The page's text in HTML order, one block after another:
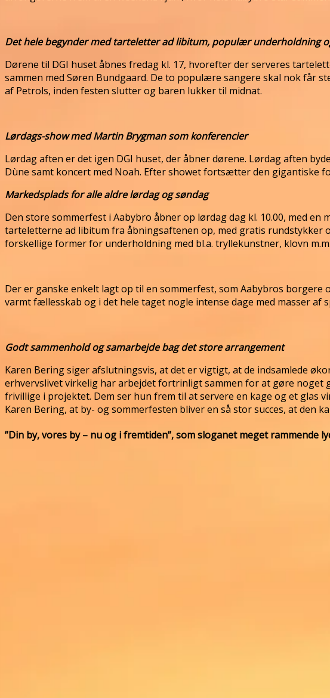
Det hele begynder med tarteletter ad libitum, populær underholdning
Dørene til DGI huset åbnes fredag kl. 17, hvorefter der serveres
sammen med Søren Bundgaard. De to populære sangere skal nok får
af Petrols, inden festen slutter og baren lukker til midnat.
Lørdags-show med Martin Brygman som konferencier
Lørdag aften er det igen DGI huset, der åbner dørene. Lørdag aften
Dùne samt koncert med Noah. Efter showet fortsætter den gigantiske
Markedsplads for alle aldre lørdag og søndag
Den store sommerfest i Aabybro åbner op lørdag dag kl. 10.00, med
tarteletterne ad libitum fra åbningsaftenen op, med gratis rundstykker
forskellige former for underholdning med bl.a. tryllekunstner, klovn m.m.
Der er ganske enkelt lagt op til en sommerfest, som Aabybros
varmt fællesskab og i det hele taget nogle intense dage med masser af
Godt sammenhold og samarbejde bag det store arrangement
Karen Bering siger afslutningsvis, at det er vigtigt, at de indsamlede
erhvervslivet virkelig har arbejdet fortrinligt sammen for at gøre noget
frivillige i projektet. Dem ser hun frem til at servere en kage og et glas
Karen Bering, at by- og sommerfesten bliver en så stor succes, at den
”Din by, vores by – nu og i fremtiden”, som sloganet meget